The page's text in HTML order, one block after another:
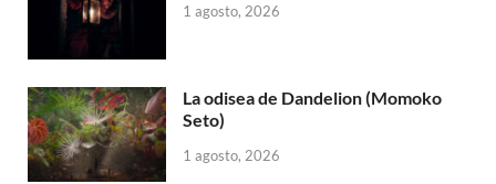
1 agosto, 2026
La odisea de Dandelion (Momoko
Seto)
1 agosto, 2026